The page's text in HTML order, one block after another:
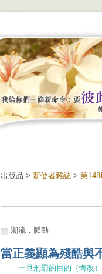
出版品 > 新使者雜誌 > 第
潮流．脈動
當正義顯為殘酷與
一旦刑罰的目的（悔改